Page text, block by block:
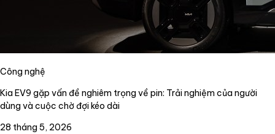
Công nghệ
Kia EV9 gặp vấn đề nghiêm trọng về pin: Trải nghiệm của người
dùng và cuộc chờ đợi kéo dài
28 tháng 5, 2026